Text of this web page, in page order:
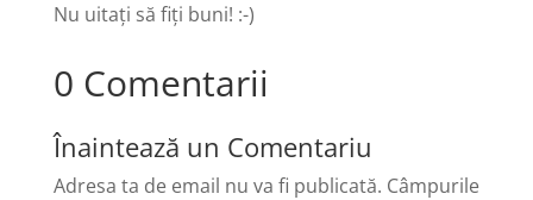
Nu uitați să fiți buni! :-)
0 Comentarii
Înaintează un Comentariu
Adresa ta de email nu va fi publicată. Câmpurile